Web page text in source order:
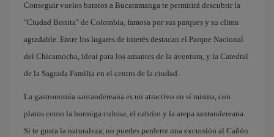
Conseguir vuelos baratos a Bucaramanga te permitirá descubrir la
"Ciudad Bonita" de Colombia, famosa por sus parques y su clima
agradable. Entre los lugares de interés destacan el Parque Nacional
del Chicamocha, ideal para los amantes de la aventura, y la Catedral
de la Sagrada Familia en el centro de la ciudad.
La gastronomía santandereana es un atractivo en sí misma, con
platos como la hormiga culona, el cabrito y la arepa santandereana.
Si te gusta la naturaleza, no puedes perderte una excursión al Cañón